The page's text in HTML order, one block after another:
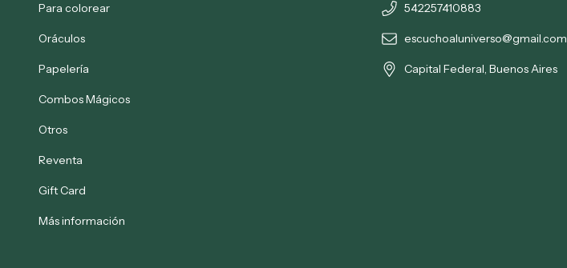
Para colorear
Oráculos
Papelería
Combos Mágicos
Otros
Reventa
Gift Card
Más información
542257410883
escuchoaluniverso@gmail.com
Capital Federal, Buenos Aires